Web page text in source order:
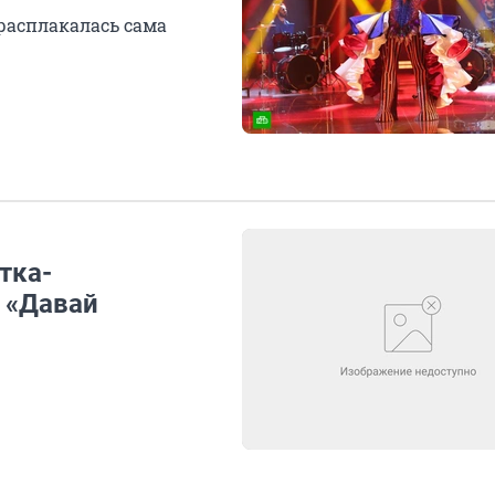
сама